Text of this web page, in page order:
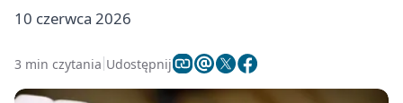
10 czerwca 2026
3 min czytania Udostępnij